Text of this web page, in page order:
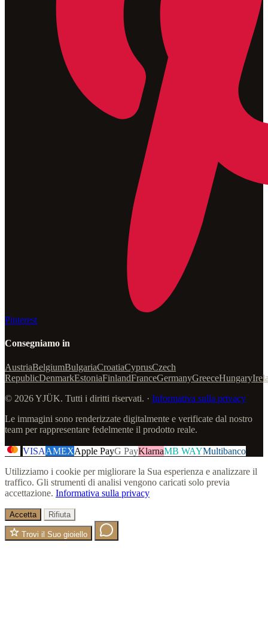
Pinterest
Consegniamo in
AustriaBelgiumBulgariaCroatiaCyprusCzech
RepublicDenmarkEstoniaFinlandFranceGermanyGreeceHungary
© 2026 YJÜK. Tutti i diritti riservati. · Informativa sulla privacy
Le immagini sono renderizzate digitalmente e verificate dal nostro
team per rappresentare fedelmente il prodotto reale.
VISAAMEXApple PayG PayKlarnaMB WAYMultibanco
Utilizziamo i cookie per migliorare la Sua esperienza e analizzare il
traffico. Gli strumenti di analisi vengono caricati solo previa
accettazione. Informativa sulla privacy
Accetta Rifiuta
Trovi il Suo gioiello